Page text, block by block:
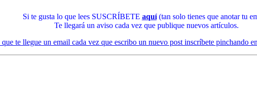
Si te gusta lo que lees SUSCRÍBETE aquí(tan solo tienes que anotar tu
Te llegará un aviso cada vez que publique nuevos artículos.